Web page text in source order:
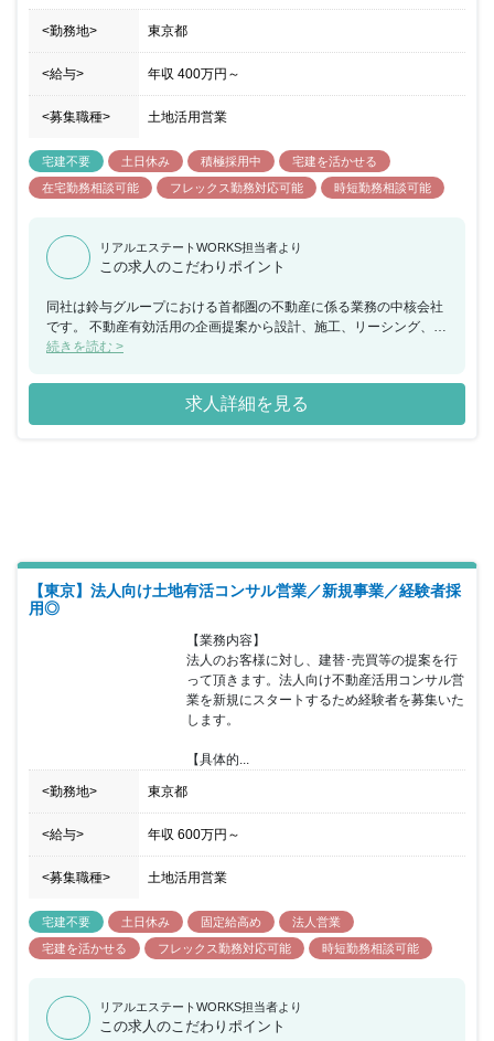
チベーションになると思います。
<勤務地> 東京都
<給与> 年収 400万円 ～
<募集職種> 土地活用営業
宅建不要 土日休み 積極採用中
宅建を活かせる
在宅勤務相談可能
フレックス勤務対応可能 時短勤務相談可能
リアルエステートWORKS担当者より
この求人のこだわりポイント
同社は鈴与グループにおける首都圏の不動産に係る業務の中核会社
です。 不動産有効活用の企画提案から設計、施工、リーシング、ビ
ル管理までを一貫して行い、その全てに営業担当としてかかわるこ
頼を得られる仕事で、会社の成長とともに社員個人としても成長で
きる会社です。 当ポジションについて、営業エリアの地権者に対し
持続可能な不動産有効活用コンサルティングを行い、契約の締結に
間の採用と営業地盤に直行し直帰する働き方を通して自身で仕事の
効率化を実現していただきます。 インセンティブは建築、売買に係
わらず利益に応じて支給され、上限はありませんので、かなりのモ
続きを読む >
求人詳細を見る
【東京】法人向け土地有活コンサル営業／新規事業／経験者採
用◎
【業務内容】
法人のお客様に対し、建替･売買等の提案を行
って頂きます。法人向け不動産活用コンサル営
業を新規にスタートするため経験者を募集いた
します。
【具体的...
<勤務地> 東京都
<給与> 年収 600万円 ～
<募集職種> 土地活用営業
宅建不要 土日休み 固定給高め
法人営業
宅建を活かせる
フレックス勤務対応可能 時短勤務相談可能
リアルエステートWORKS担当者より
この求人のこだわりポイント